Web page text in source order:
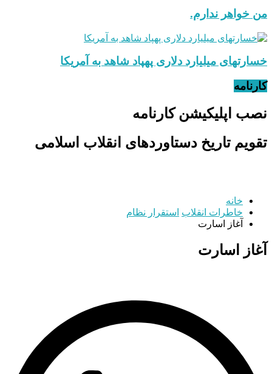
من خواهر ندارم.
خسارتهای میلیارد دلاری پهپاد شاهد به آمریکا
کارنامه
نصب اپلیکیشن کارنامه
تقویم تاریخ دستاوردهای انقلاب اسلامی
خانه
خاطرات انقلاب استقرار نظام
آغاز اسارت
آغاز اسارت